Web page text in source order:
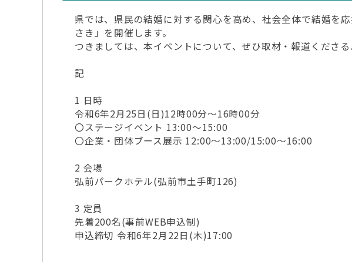
県では、県民の結婚に対する関心を高め、社会全体で結婚を
さき」を開催します。
つきましては、本イベントについて、ぜひ取材・報道くださる
記
1 日時
令和6年2月25日(日)12時00分～16時00分
〇ステージイベント 13:00～15:00
〇企業・団体ブース展示 12:00～13:00/15:00～16:00
2 会場
弘前パークホテル(弘前市土手町126)
3 定員
先着200名(事前WEB申込制)
申込締切 令和6年2月22日(木)17:00